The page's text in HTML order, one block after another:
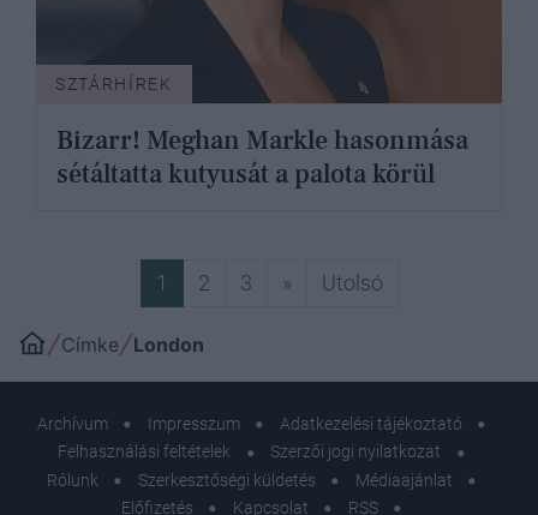
SZTÁRHÍREK
Bizarr! Meghan Markle hasonmása
sétáltatta kutyusát a palota körül
1 2 3 »Következő
UtolsóUtolsó
Címke London
Archívum Impresszum
Adatkezelési tájékoztató
Felhasználási feltételek
Szerzői jogi nyilatkozat
Rólunk
Szerkesztőségi küldetés
Médiaajánlat
Előfizetés
Kapcsolat
RSS